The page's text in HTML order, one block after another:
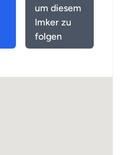
um diesem
Imker zu
folgen